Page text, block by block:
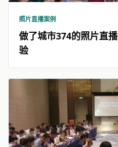
照片直播案例
做了城市374的照片直
验